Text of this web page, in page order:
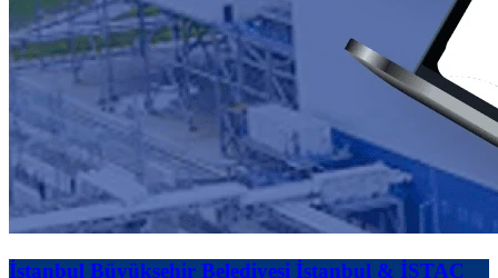
İstanbul Büyükşehir Belediyesi İstanbul & İSTAÇ